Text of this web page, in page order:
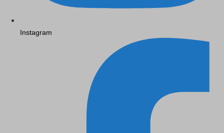
Instagram